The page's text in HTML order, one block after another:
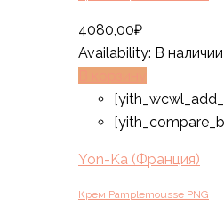
4080,00₽
Availability: В наличии
Yon-Ka (Франция)
Крем Pamplemousse PNG